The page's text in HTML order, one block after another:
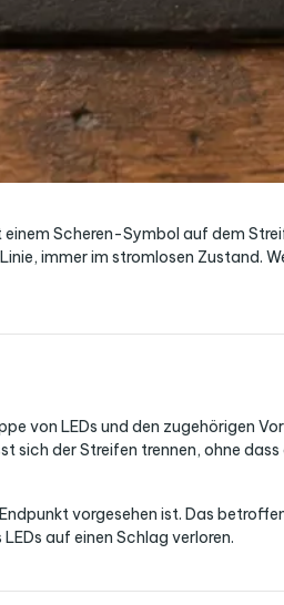
einem Scheren-Symbol auf dem
immer im stromlosen Zustand.
von LEDs und den zugehörigen
der Streifen trennen, ohne dass
vorgesehen ist. Das
auf einen Schlag verloren.